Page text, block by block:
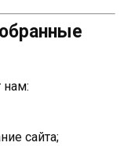
нам:
сайта;